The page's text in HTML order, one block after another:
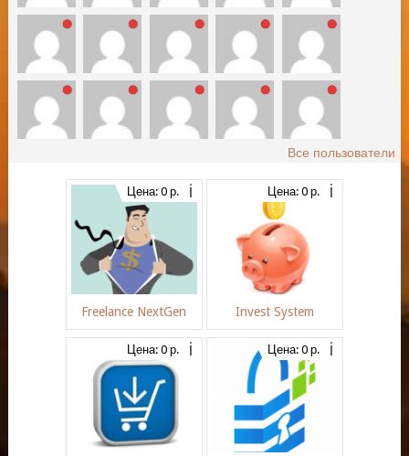
Все пользователи
Цена: 0 р.
Freelance NextGen
Цена: 0 р.
Invest System
Цена: 0 р. Цена: 0 р.